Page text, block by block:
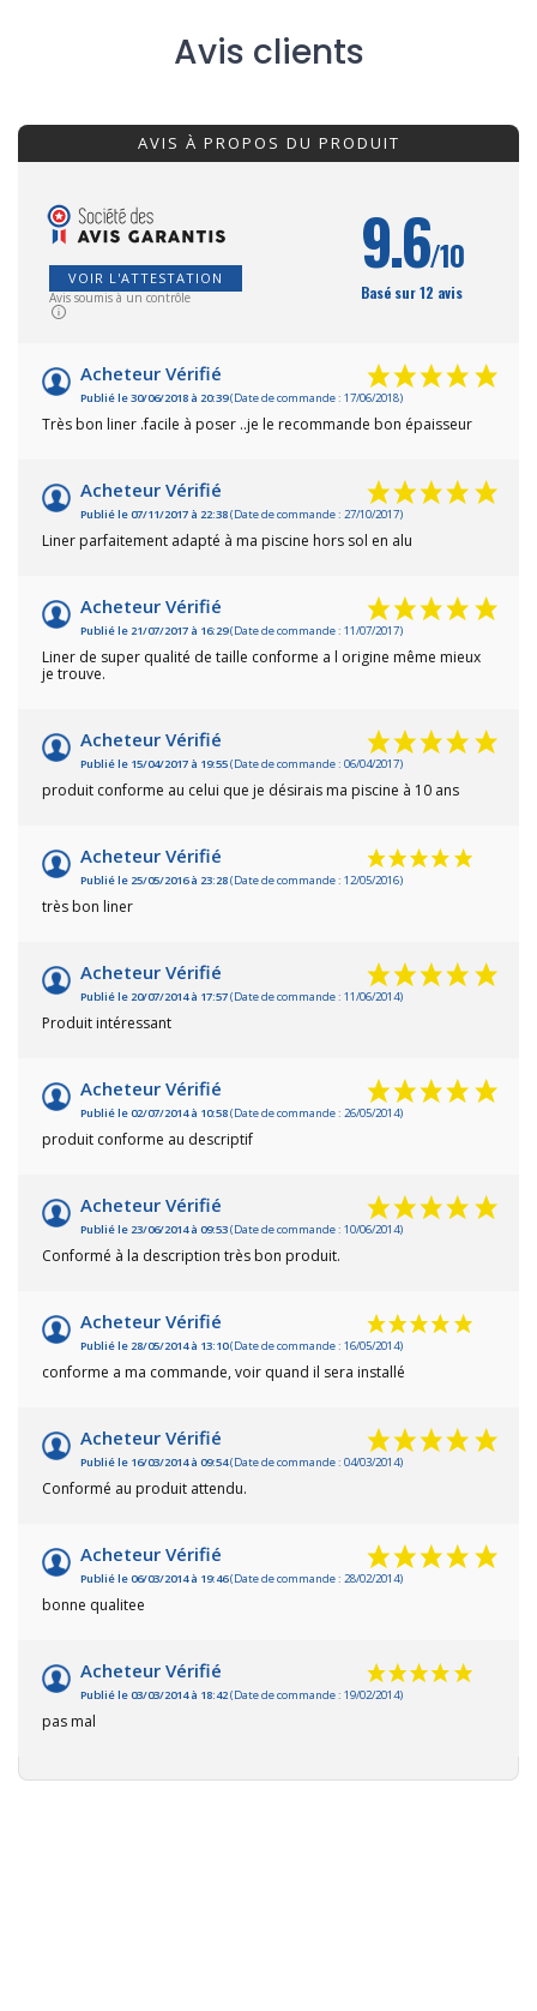
Avis clients
AVIS À PROPOS DU PRODUIT
VOIR L'ATTESTATION
Avis soumis à un contrôle
9.6/10
Basé sur 12 avis
Acheteur Vérifié
Publié le 30/06/2018 à 20:39(Date de commande : 17/06/2018)
Très bon liner .facile à poser ..je le recommande bon épaisseur
Acheteur Vérifié
Publié le 07/11/2017 à 22:38(Date de commande : 27/10/2017)
Liner parfaitement adapté à ma piscine hors sol en alu
Acheteur Vérifié
Publié le 21/07/2017 à 16:29(Date de commande : 11/07/2017)
Liner de super qualité de taille conforme a l origine même mieux
je trouve.
Acheteur Vérifié
Publié le 15/04/2017 à 19:55(Date de commande : 06/04/2017)
produit conforme au celui que je désirais ma piscine à 10 ans
Acheteur Vérifié
Publié le 25/05/2016 à 23:28(Date de commande : 12/05/2016)
très bon liner
Acheteur Vérifié
Publié le 20/07/2014 à 17:57(Date de commande : 11/06/2014)
Produit intéressant
Acheteur Vérifié
Publié le 02/07/2014 à 10:58(Date de commande : 26/05/2014)
produit conforme au descriptif
Acheteur Vérifié
Publié le 23/06/2014 à 09:53(Date de commande : 10/06/2014)
Conformé à la description très bon produit.
Acheteur Vérifié
Publié le 28/05/2014 à 13:10(Date de commande : 16/05/2014)
conforme a ma commande, voir quand il sera installé
Acheteur Vérifié
Publié le 16/03/2014 à 09:54(Date de commande : 04/03/2014)
Conformé au produit attendu.
Acheteur Vérifié
Publié le 06/03/2014 à 19:46(Date de commande : 28/02/2014)
bonne qualitee
Acheteur Vérifié
Publié le 03/03/2014 à 18:42(Date de commande : 19/02/2014)
pas mal